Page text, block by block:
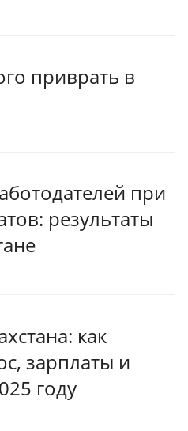
приврать в
при
результаты
как
зарплаты и
году